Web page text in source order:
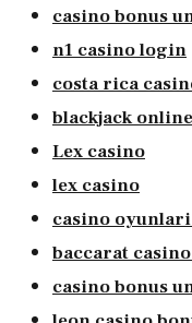
casino bonus
n1 casino login
costa rica
blackjack
Lex casino
lex casino
casino
baccarat
casino bonus